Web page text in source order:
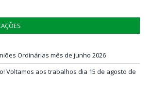
Ordinárias mês de junho 2026
Voltamos aos trabalhos dia 15 de agosto de